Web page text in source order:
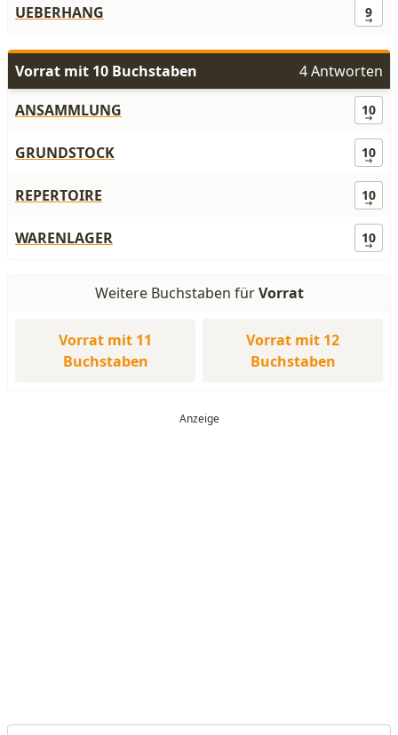
UEBERHANG 9
Vorrat mit 10 Buchstaben
4 Antworten
ANSAMMLUNG
10
GRUNDSTOCK 10
REPERTOIRE 10
WARENLAGER 10
Weitere Buchstaben fürVorrat
Vorrat mit 11
Buchstaben
Vorrat mit 12
Buchstaben